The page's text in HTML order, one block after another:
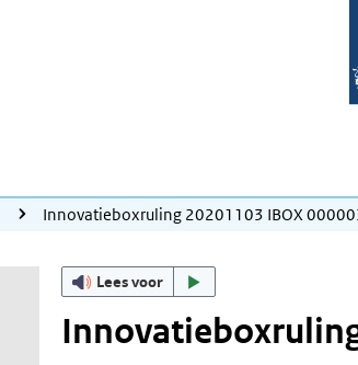
Innovatieboxruling 20201103 IBOX
Lees voor